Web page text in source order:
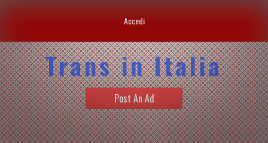
Accedi
Trans in Italia
Post An Ad